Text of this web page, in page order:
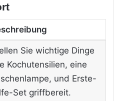
Sie wichtige Dinge
Kochutensilien, eine
und Erste-
Set griffbereit.